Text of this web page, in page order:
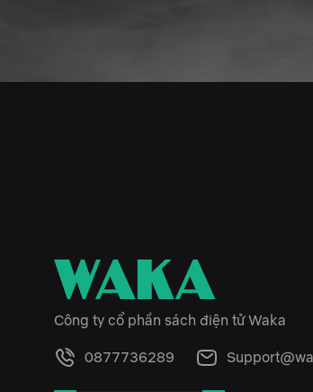
Công ty cổ phần sách điện tử Waka
0877736289